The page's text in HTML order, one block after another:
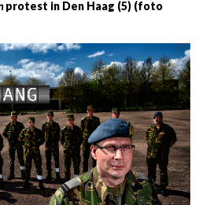
protest in Den Haag (5) (foto